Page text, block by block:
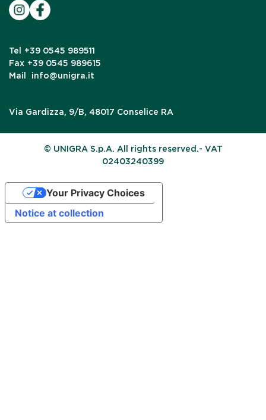
Tel
+39 0545 989511
Fax +39 0545 989615
Mail
info@unigra.it
Via Gardizza, 9/B, 48017 Conselice RA
© UNIGRA S.p.A. All rights reserved.- VAT
02403240399
Notice at collection
Your Privacy Choices